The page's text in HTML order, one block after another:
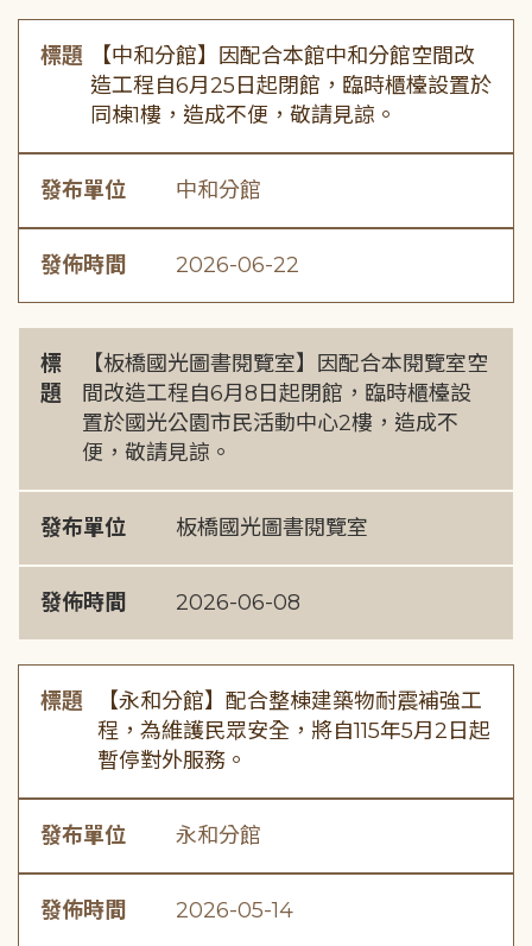
標題
【中和分館】因配合本館中和分館空間改
造工程自6月25日起閉館，臨時櫃檯設置於
同棟1樓，造成不便，敬請見諒。
發布單位 中和分館
發佈時間 2026-06-22
標
題
【板橋國光圖書閱覽室】因配合本閱覽室空
間改造工程自6月8日起閉館，臨時櫃檯設
置於國光公園市民活動中心2樓，造成不
便，敬請見諒。
發布單位 板橋國光圖書閱覽室
發佈時間 2026-06-08
標題
【永和分館】配合整棟建築物耐震補強工
程，為維護民眾安全，將自115年5月2日起
暫停對外服務。
發布單位 永和分館
發佈時間 2026-05-14